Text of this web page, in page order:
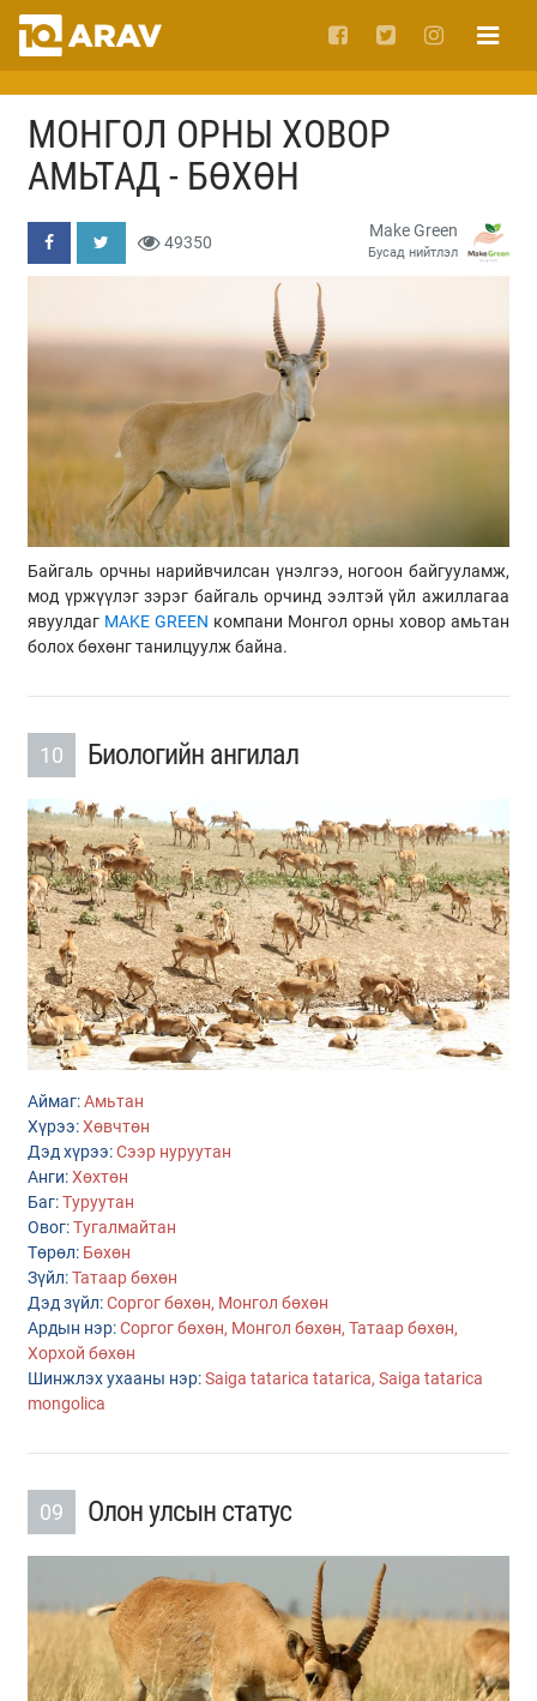
МОНГОЛ ОРНЫ ХОВОР
АМЬТАД - БӨХӨН
49350
Make Green
Бусад нийтлэл
Байгаль орчны нарийвчилсан үнэлгээ, ногоон байгууламж,
мод үржүүлэг зэрэг байгаль орчинд ээлтэй үйл ажиллагаа
явуулдаг MAKE GREEN компани Монгол орны ховор амьтан
болох бөхөнг танилцуулж байна.
10 Биологийн ангилал
Аймаг:Амьтан
Хүрээ:Хөвчтөн
Дэд хүрээ:Сээр нуруутан
Анги:Хөхтөн
Баг:Туруутан
Овог:Тугалмайтан
Төрөл: Бөхөн
Зүйл:Татаар бөхөн
Дэд зүйл:Соргог бөхөн, Монгол бөхөн
Ардын нэр:Соргог бөхөн, Монгол бөхөн, Татаар бөхөн,
Хорхой бөхөн
Шинжлэх ухааны нэр:Saiga tatarica tatarica, Saiga tatarica
mongolica
09 Олон улсын статус